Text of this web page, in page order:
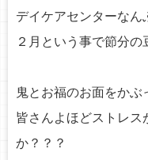
デイケアセンターなん
２月という事で節分の
鬼とお福のお面をかぶ
皆さんよほどストレス
か？？？